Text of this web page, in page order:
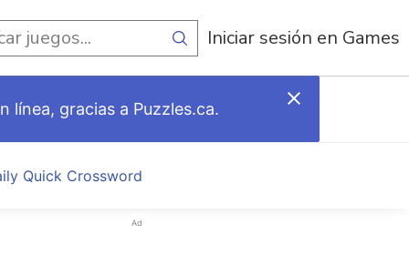
Iniciar sesión en Games
línea, gracias a Puzzles.ca.
Quick Crossword
Ad